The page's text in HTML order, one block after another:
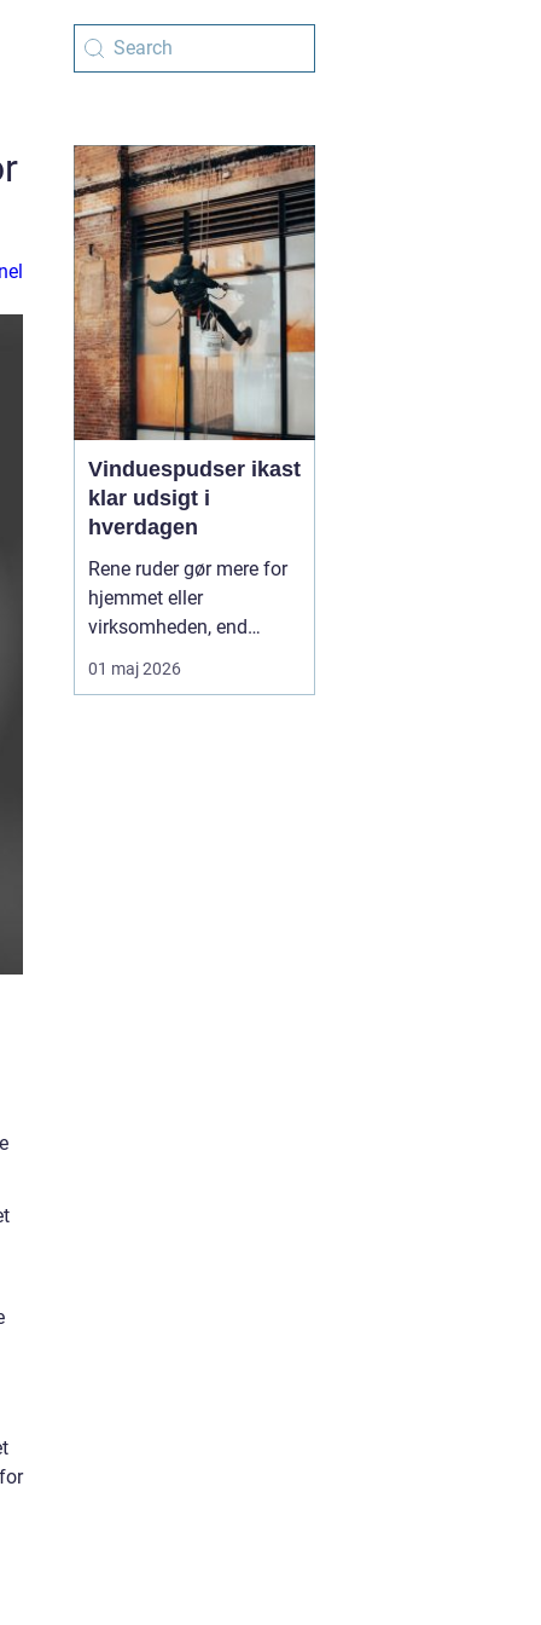
Vinduespudser ikast
klar udsigt i
hverdagen
Rene ruder gør mere for
hjemmet eller
virksomheden, end
mange tænker over.
Lyset bliver skarpere,
01 maj 2026